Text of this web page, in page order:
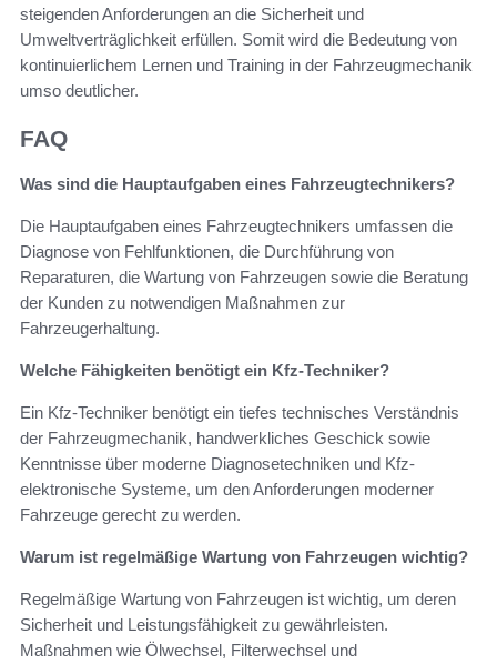
steigenden Anforderungen an die Sicherheit und
Umweltverträglichkeit erfüllen. Somit wird die Bedeutung von
kontinuierlichem Lernen und Training in der Fahrzeugmechanik
umso deutlicher.
FAQ
Was sind die Hauptaufgaben eines Fahrzeugtechnikers?
Die Hauptaufgaben eines Fahrzeugtechnikers umfassen die
Diagnose von Fehlfunktionen, die Durchführung von
Reparaturen, die Wartung von Fahrzeugen sowie die Beratung
der Kunden zu notwendigen Maßnahmen zur
Fahrzeugerhaltung.
Welche Fähigkeiten benötigt ein Kfz-Techniker?
Ein Kfz-Techniker benötigt ein tiefes technisches Verständnis
der Fahrzeugmechanik, handwerkliches Geschick sowie
Kenntnisse über moderne Diagnosetechniken und Kfz-
elektronische Systeme, um den Anforderungen moderner
Fahrzeuge gerecht zu werden.
Warum ist regelmäßige Wartung von Fahrzeugen wichtig?
Regelmäßige Wartung von Fahrzeugen ist wichtig, um deren
Sicherheit und Leistungsfähigkeit zu gewährleisten.
Maßnahmen wie Ölwechsel, Filterwechsel und